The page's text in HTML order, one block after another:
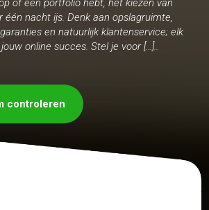
of een portfolio hebt, het kiezen van
één nacht ijs. Denk aan opslagruimte,
en natuurlijk klantenservice; elk
online succes. Stel je voor […]..
controleren